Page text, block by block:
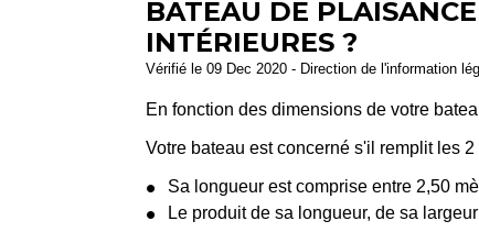
BATEAU DE
INTÉRIEURES ?
Vérifié le 09 Dec 2020 - Direction de l'information
En fonction des dimensions de votre
Votre bateau est concerné s'il remplit les
Sa longueur est comprise entre 2,50
Le produit de sa longueur, de sa